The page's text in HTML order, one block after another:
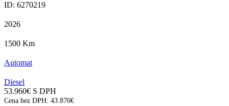
ID: 6270219
2026
1500 Km
Automat
Diesel
53.960€ S DPH
Cena bez DPH: 43.870€